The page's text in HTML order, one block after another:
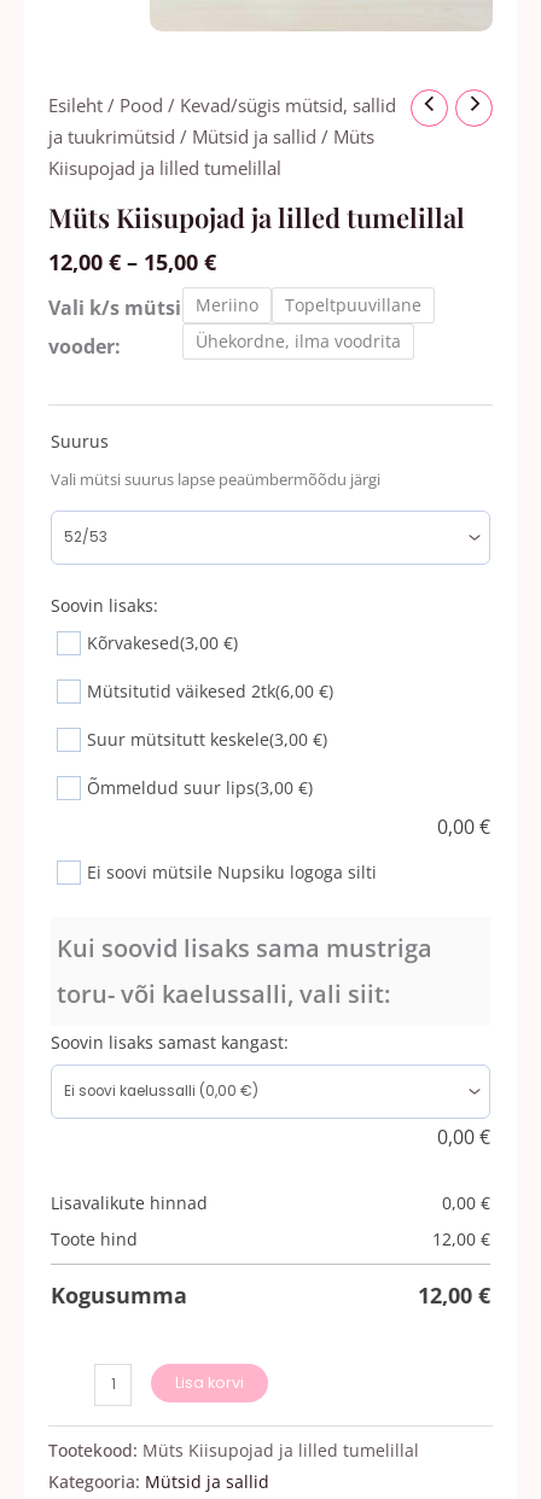
Esileht / Pood / Kevad/sügis mütsid, sallid
ja tuukrimütsid / Mütsid ja sallid / Müts
Kiisupojad ja lilled tumelillal
Müts Kiisupojad ja lilled tumelillal
12,00 € – 15,00 €
Hinnavahemik:
12,00 €
kuni
Vali k/s mütsi
vooder:
Meriino
Topeltpuuvillane
Ühekordne, ilma voodrita
Suurus
Vali mütsi suurus lapse peaümbermõõdu järgi
Soovin lisaks:
Kõrvakesed(3,00 €)
Mütsitutid väikesed 2tk(6,00 €)
Suur mütsitutt keskele(3,00 €)
Õmmeldud suur lips(3,00 €)
0,00€
Ei soovi mütsile Nupsiku logoga silti
Kui soovid lisaks sama mustriga
toru- või kaelussalli, vali siit:
Soovin lisaks samast kangast:
0,00€
Lisavalikute hinnad 0,00 €
Toote hind
12,00 €
Kogusumma 12,00 €
Müts
Kiisupojad
ja
tumelillal
kogus
Lisa korvi
Tootekood: Müts Kiisupojad ja lilled tumelillal
Kategooria: Mütsid ja sallid